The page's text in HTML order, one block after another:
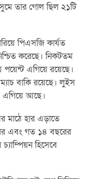
তার গোল ছিল ২১টি
পিএসজি কার্যত
করেছে। নিকটতম
পয়েন্ট এগিয়ে রয়েছে।
বাকি রয়েছে। লুইস
আছে।
মাঠে হার এড়াতে
এবং গত ১৪ বছরের
হিসেবে